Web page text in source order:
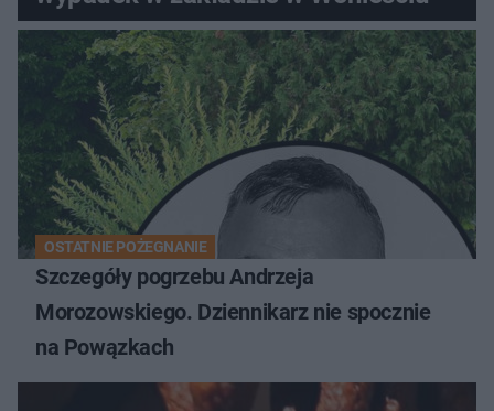
OSTATNIE POŻEGNANIE
Szczegóły pogrzebu Andrzeja
Morozowskiego. Dziennikarz nie spocznie
na Powązkach